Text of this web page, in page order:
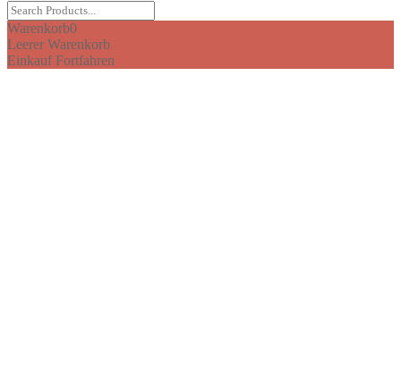
Warenkorb0
Leerer Warenkorb
Einkauf Fortfahren